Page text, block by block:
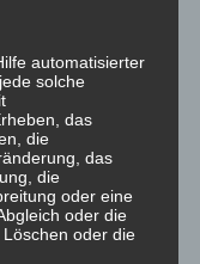
was gibt es Neues?
automatisierter
solche
das
die
das
die
oder eine
oder die
oder die